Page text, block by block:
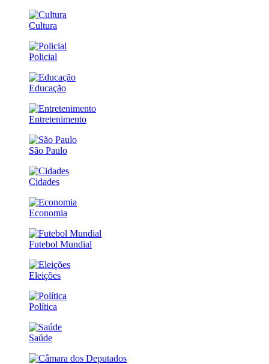
Cultura
Policial
Educação
Entretenimento
São Paulo
Cidades
Economia
Futebol Mundial
Eleições
Política
Saúde